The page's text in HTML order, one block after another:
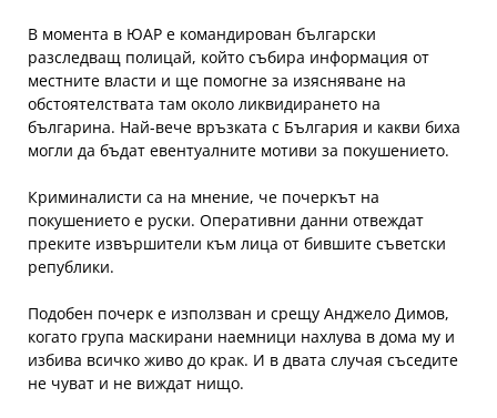
В момента в ЮАР е командирован български
разследващ полицай, който събира информация от
местните власти и ще помогне за изясняване на
обстоятелствата там около ликвидирането на
българина. Най-вече връзката с България и какви биха
могли да бъдат евентуалните мотиви за покушението.
Криминалисти са на мнение, че почеркът на
покушението е руски. Оперативни данни отвеждат
преките извършители към лица от бившите съветски
републики.
Подобен почерк е използван и срещу Анджело Димов,
когато група маскирани наемници нахлува в дома му и
избива всичко живо до крак. И в двата случая съседите
не чуват и не виждат нищо.